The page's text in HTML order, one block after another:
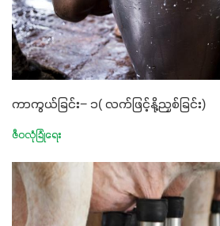
ကာကွယ်ခြင်း− ၁( လက်ဖြင့်နို့ညှစ်ခြင်း)
ဇီဝလုံခြုံရေး